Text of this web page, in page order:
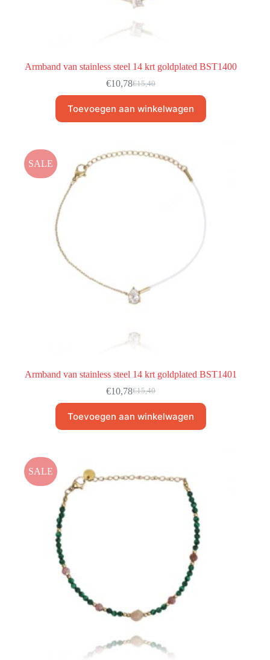
Armband van stainless steel 14 krt goldplated BST1400
€15,40
€10,78
Toevoegen aan winkelwagen
SALE
Armband van stainless steel 14 krt goldplated BST1401
€15,40
€10,78
Toevoegen aan winkelwagen
SALE